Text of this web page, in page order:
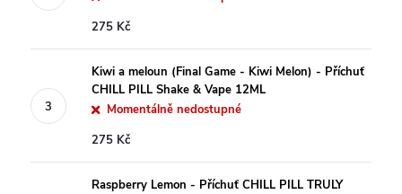
275 Kč
Kiwi a meloun (Final Game - Kiwi Melon) - Příchuť
CHILL PILL Shake & Vape 12ML
Momentálně nedostupné
275 Kč
Raspberry Lemon - Příchuť CHILL PILL TRULY